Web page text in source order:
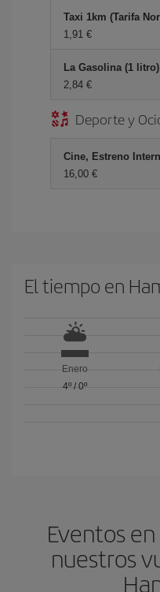
Taxi 1km (Tarifa
1,91 €
La Gasolina (1 litro)
2,84 €
Deporte y
Cine, Estreno
16,00 €
El tiempo en
Enero
4º/ 0º
Eventos
nuestros